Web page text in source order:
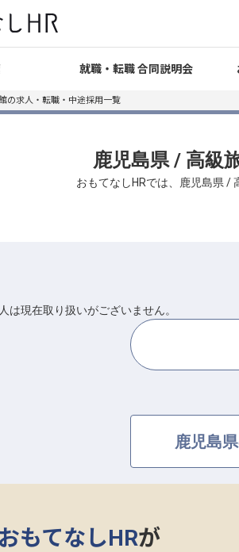
就職・転職 合同説明会
の求人・転職・中途採用一覧
鹿児島県 / 高級
おもてなしHRでは、鹿児島県 /
は現在取り扱いがございません。
鹿児島
おもてなしHRが